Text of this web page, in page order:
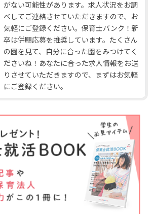
がない可能性があります。求人状況をお調
べしてご連絡させていただきますので、お
気軽にご登録ください。保育士バンク！新
卒は併願応募を推奨しています。たくさん
の園を見て、自分に合った園をみつけてく
ださいね！あなたに合った求人情報をお送
りさせていただきますので、まずはお気軽
にご登録ください。